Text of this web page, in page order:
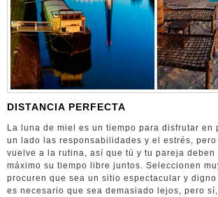
DISTANCIA PERFECTA
La luna de miel es un tiempo para disfrutar en
un lado las responsabilidades y el estrés,
vuelve a la rutina, así que tú y tu pareja deben
máximo su tiempo libre juntos. Seleccionen
procuren que sea un sitio espectacular y
es necesario que sea demasiado lejos, pero